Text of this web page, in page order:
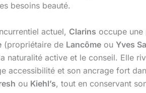
besoins beauté.
actuel, Clarins occupe une
(propriétaire de Lancôme ou Yves
naturalité active et le conseil. Elle
accessibilité et son ancrage fort
ou Kiehl’s, tout en conservant